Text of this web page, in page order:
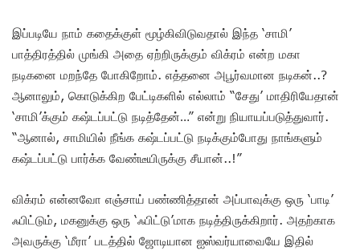
இப்படியே நாம் கதைக்குள் மூழ்கிவிடுவதால் இந்த ‘சாமி’
பாத்திரத்தில் முங்கி அதை ஏற்றிருக்கும் விக்ரம் என்ற மகா
நடிகனை மறந்தே போகிறோம். எத்தனை அபூர்வமான நடிகன்..?
ஆனாலும், கொடுக்கிற பேட்டிகளில் எல்லாம் “சேது’ மாதிரியேதான்
‘சாமி’க்கும் கஷ்டப்பட்டு நடித்தேன்…” என்று நியாயப்படுத்துவார்.
“ஆனால், சாமியில் நீங்க கஷ்டப்பட்டு நடிக்கும்போது நாங்களும்
கஷ்டப்பட்டு பார்க்க வேண்டீயிருக்கு சீயான்..!”
விக்ரம் என்னவோ எஞ்சாய் பண்ணித்தான் அப்பாவுக்கு ஒரு ‘பாடி’
ஃபிட்டும், மகனுக்கு ஒரு ‘ஃபிட்டு’மாக நடித்திருக்கிறார். அதற்காக
அவருக்கு ‘மீரா’ படத்தில் ஜோடியான ஐஸ்வர்யாவையே இதில்